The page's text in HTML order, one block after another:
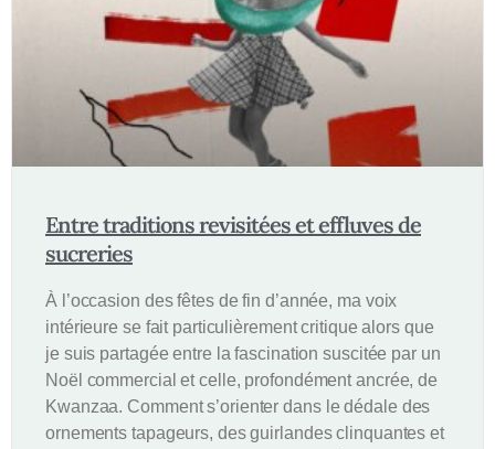
Entre traditions revisitées et effluves de
sucreries
À l’occasion des fêtes de fin d’année, ma voix
intérieure se fait particulièrement critique alors que
je suis partagée entre la fascination suscitée par un
Noël commercial et celle, profondément ancrée, de
Kwanzaa. Comment s’orienter dans le dédale des
ornements tapageurs, des guirlandes clinquantes et